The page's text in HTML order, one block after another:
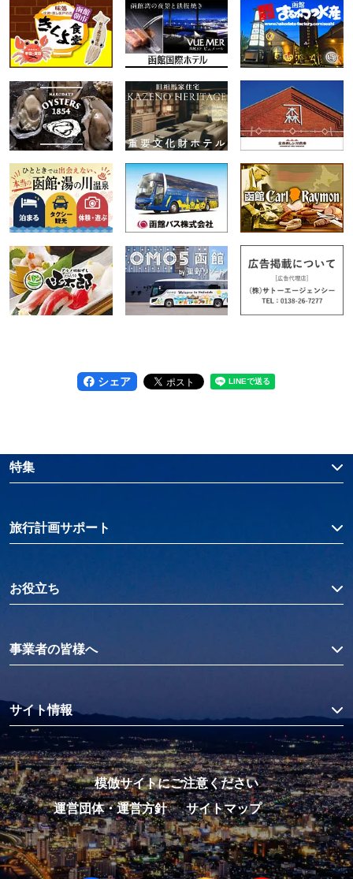
シェア
特集
旅行計画サポート
お役立ち
事業者の皆様へ
サイト情報
模倣サイトにご注意ください
運営団体・運営方針
サイトマップ